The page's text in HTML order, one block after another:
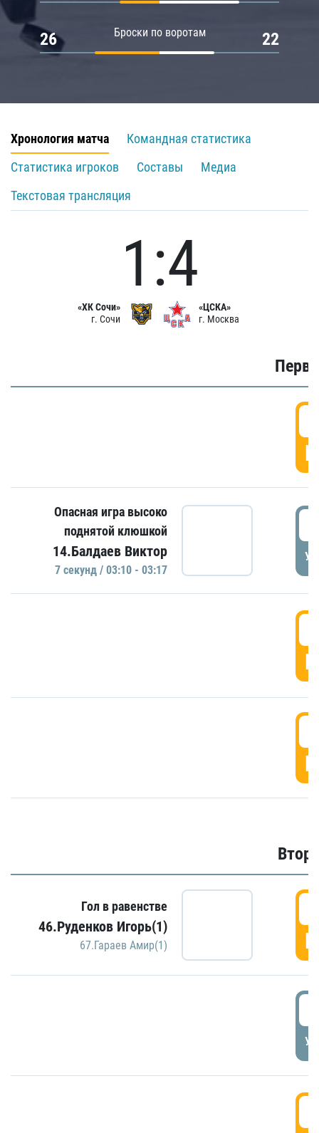
Броски по воротам
26 22
Хронология матча
Командная статистика
Статистика игроков
Составы
Медиа
Текстовая трансляция
«ХК Сочи»
г. Сочи
1:4
«ЦСКА»
г. Москва
Опасная игра высоко
поднятой клюшкой
14.Балдаев Виктор
7 секунд / 03:10 - 03:17
Гол в равенстве
46.Руденков Игорь(1)
67.Гараев Амир(1)